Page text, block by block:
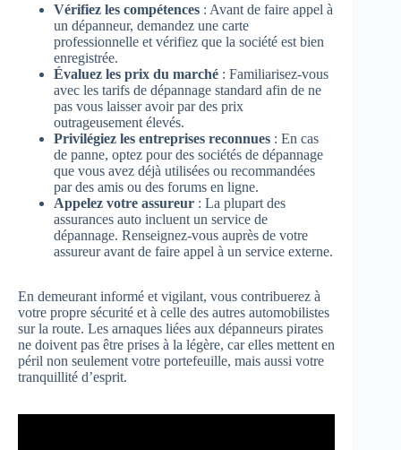
Vérifiez les compétences : Avant de faire appel à
un dépanneur, demandez une carte
professionnelle et vérifiez que la société est bien
enregistrée.
Évaluez les prix du marché : Familiarisez-vous
avec les tarifs de dépannage standard afin de ne
pas vous laisser avoir par des prix
outrageusement élevés.
Privilégiez les entreprises reconnues : En cas
de panne, optez pour des sociétés de dépannage
que vous avez déjà utilisées ou recommandées
par des amis ou des forums en ligne.
Appelez votre assureur : La plupart des
assurances auto incluent un service de
dépannage. Renseignez-vous auprès de votre
assureur avant de faire appel à un service externe.
En demeurant informé et vigilant, vous contribuerez à
votre propre sécurité et à celle des autres automobilistes
sur la route. Les arnaques liées aux dépanneurs pirates
ne doivent pas être prises à la légère, car elles mettent en
péril non seulement votre portefeuille, mais aussi votre
tranquillité d’esprit.